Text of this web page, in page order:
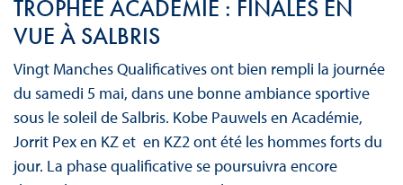
TROPHÉE ACADÉMIE : FINALES EN
VUE À SALBRIS
Vingt Manches Qualificatives ont bien rempli la journée
du samedi 5 mai, dans une bonne ambiance sportive
sous le soleil de Salbris. Kobe Pauwels en Académie,
Jorrit Pex en KZ et en KZ2 ont été les hommes forts du
jour. La phase qualificative se poursuivra encore